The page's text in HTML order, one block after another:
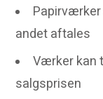
andet aftales
Værker kan
salgsprisen